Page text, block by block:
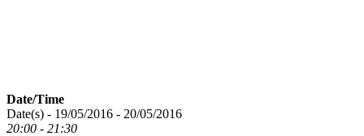
Date/Time
Date(s) - 19/05/2016 - 20/05/2016
20:00 - 21:30